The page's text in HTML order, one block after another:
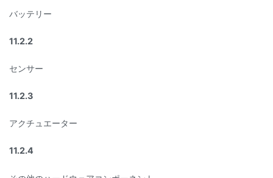
バッテリー
11.2.2
センサー
11.2.3
アクチュエーター
11.2.4